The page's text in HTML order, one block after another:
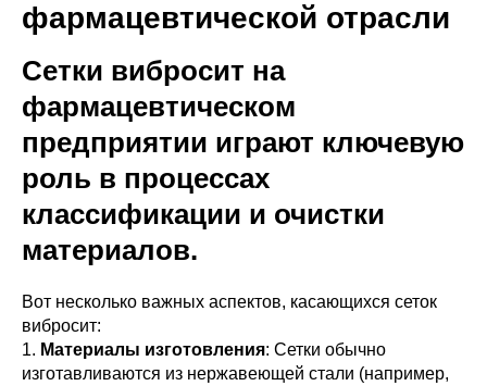
фармацевтической отрасли
Сетки вибросит на
фармацевтическом
предприятии играют ключевую
роль в процессах
классификации и очистки
материалов.
Вот несколько важных аспектов, касающихся сеток
вибросит:
1. Материалы изготовления: Сетки обычно
изготавливаются из нержавеющей стали (например,